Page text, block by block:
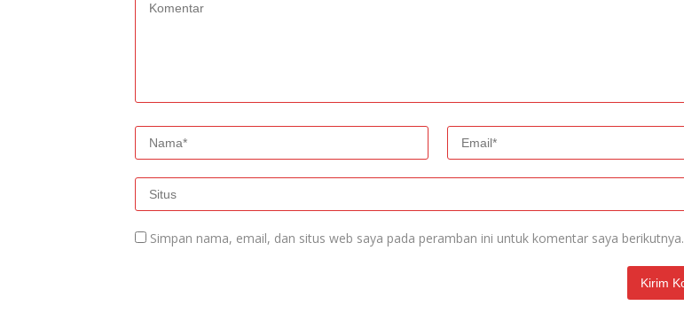
Simpan nama, email, dan situs web saya pada peramban ini untuk komentar saya berikutnya.